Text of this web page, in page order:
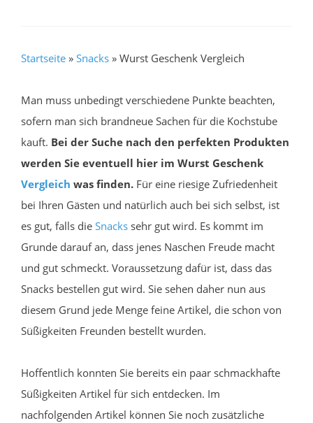
Startseite » Snacks » Wurst Geschenk Vergleich
Man muss unbedingt verschiedene Punkte beachten,
sofern man sich brandneue Sachen für die Kochstube
kauft. Bei der Suche nach den perfekten Produkten
werden Sie eventuell hier im Wurst Geschenk
Vergleich was finden. Für eine riesige Zufriedenheit
bei Ihren Gästen und natürlich auch bei sich selbst, ist
es gut, falls die Snacks sehr gut wird. Es kommt im
Grunde darauf an, dass jenes Naschen Freude macht
und gut schmeckt. Voraussetzung dafür ist, dass das
Snacks bestellen gut wird. Sie sehen daher nun aus
diesem Grund jede Menge feine Artikel, die schon von
Süßigkeiten Freunden bestellt wurden.
Hoffentlich konnten Sie bereits ein paar schmackhafte
Süßigkeiten Artikel für sich entdecken. Im
nachfolgenden Artikel können Sie noch zusätzliche